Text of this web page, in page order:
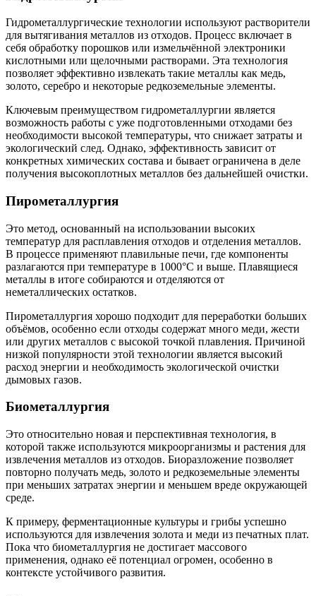
Гидрометаллургические технологии используют растворители
для вытягивания металлов из отходов. Процесс включает в
себя обработку порошков или измельчённой электроники
кислотными или щелочными растворами. Эта технология
позволяет эффективно извлекать такие металлы как медь,
золото, серебро и некоторые редкоземельные элементы.
Ключевым преимуществом гидрометаллургии является
возможность работы с уже подготовленными отходами без
необходимости высокой температуры, что снижает затраты и
экологический след. Однако, эффективность зависит от
конкретных химических состава и бывает ограничена в деле
получения высокоплотных металлов без дальнейшей очистки.
Пирометаллургия
Это метод, основанный на использовании высоких
температур для расплавления отходов и отделения металлов.
В процессе применяют плавильные печи, где компоненты
разлагаются при температуре в 1000°C и выше. Плавящиеся
металлы в итоге собираются и отделяются от
неметаллических остатков.
Пирометаллургия хорошо подходит для переработки больших
объёмов, особенно если отходы содержат много меди, жести
или других металлов с высокой точкой плавления. Причиной
низкой популярности этой технологии является высокий
расход энергии и необходимость экологической очистки
дымовых газов.
Биометаллургия
Это относительно новая и перспективная технология, в
которой также используются микроорганизмы и растения для
извлечения металлов из отходов. Биоразложение позволяет
повторно получать медь, золото и редкоземельные элементы
при меньших затратах энергии и меньшем вреде окружающей
среде.
К примеру, ферментационные культуры и грибы успешно
используются для извлечения золота и меди из печатных плат.
Пока что биометаллургия не достигает массового
применения, однако её потенциал огромен, особенно в
контексте устойчивого развития.